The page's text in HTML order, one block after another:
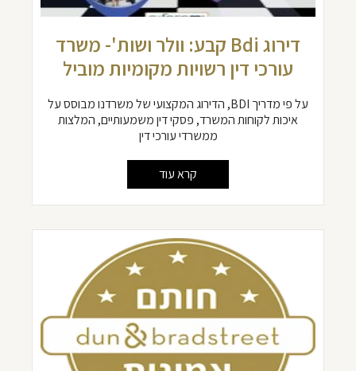
דירוג Bdi קבע: וולר ושות'- משרד
עורכי דין רשויות מקומיות מוביל
על פי מדריך BDI, הדירוג המקצועי של משרדנו מבוסס על
איכות לקוחות המשרד, פסקי דין משמעותיים, המלצות
ממשרדי עורכי דין
קרא עוד